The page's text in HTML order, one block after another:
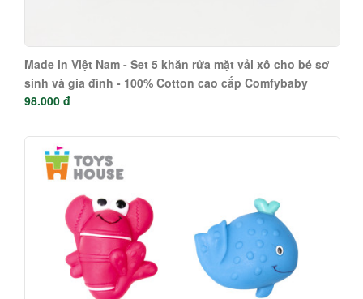
Made in Việt Nam - Set 5 khăn rửa mặt vải xô cho bé sơ
sinh và gia đình - 100% Cotton cao cấp Comfybaby
hàng xuất khẩu
98.000 đ